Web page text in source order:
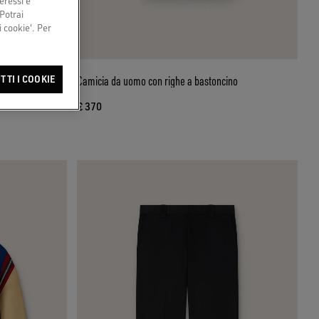
e stampa Camicia da uomo con righe a bastoncino
€ 370
cookie'. Per
I COOKIE